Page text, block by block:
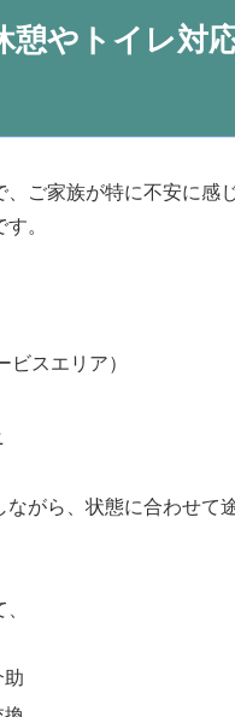
憩やトイレ対
、ご家族が特に不安に感
。
ビスエリア）
ながら、状態に合わせて
助